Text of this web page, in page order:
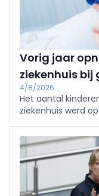
Vorig jaar
ziekenhuis
4/8/2026
Het aantal
ziekenhuis werd